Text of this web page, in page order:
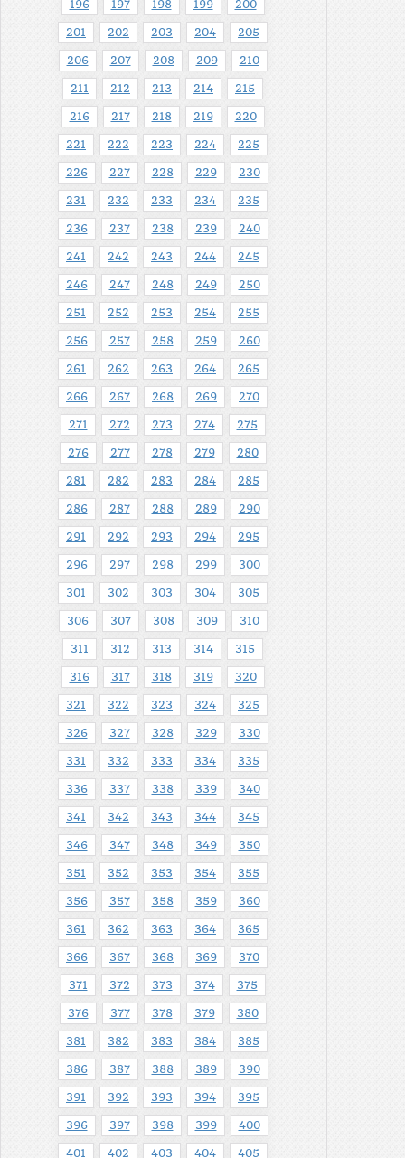
196 197 198 199 200
201 202 203 204 205
206 207 208 209 210
211 212 213 214 215
216 217 218 219 220
221 222 223 224 225
226 227 228 229 230
231 232 233 234 235
236 237 238 239 240
241 242 243 244 245
246 247 248 249 250
251 252 253 254 255
256 257 258 259 260
261 262 263 264 265
266 267 268 269 270
271 272 273 274 275
276 277 278 279 280
281 282 283 284 285
286 287 288 289 290
291 292 293 294 295
296 297 298 299 300
301 302 303 304 305
306 307 308 309 310
311 312 313 314 315
316 317 318 319 320
321 322 323 324 325
326 327 328 329 330
331 332 333 334 335
336 337 338 339 340
341 342 343 344 345
346 347 348 349 350
351 352 353 354 355
356 357 358 359 360
361 362 363 364 365
366 367 368 369 370
371 372 373 374 375
376 377 378 379 380
381 382 383 384 385
386 387 388 389 390
391 392 393 394 395
396 397 398 399 400
401 402 403 404 405